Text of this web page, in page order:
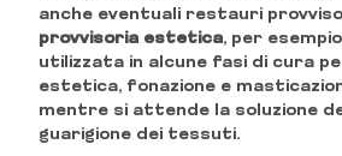
anche eventuali restauri
provvisoria estetica, per
utilizzata in alcune fasi di cura
estetica, fonazione e
mentre si attende la soluzione
guarigione dei tessuti.